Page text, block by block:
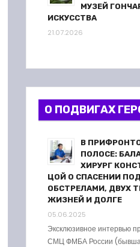
МУЗЕЙ
ИСКУССТВА
21.07.2026
О ПОДВИГАХ
В
ПОЛОСЕ:
ХИРУРГ
ЦОЙ О СПАСЕНИИ
ОБСТРЕЛАМИ, ДВУХ
ЖИЗНЕЙ И ДОЛГЕ
05.06.2025
Эксклюзивное интервью
СМЦ ФМБА России